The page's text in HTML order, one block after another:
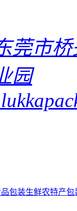
莞市
园
包装生鲜农特产包